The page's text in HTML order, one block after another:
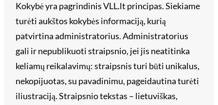
Kokybė yra pagrindinis VLL.lt principas. Siekiame
turėti aukštos kokybės informaciją, kurią
patvirtina administratorius. Administratorius
gali ir nepublikuoti straipsnio, jei jis neatitinka
keliamų reikalavimų: straipsnis turi būti unikalus,
nekopijuotas, su pavadinimu, pageidautina turėti
iliustraciją. Straipsnio tekstas – lietuviškas,